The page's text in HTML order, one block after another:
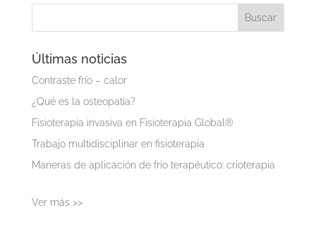
Últimas noticias
Contraste frío – calor
¿Qué es la osteopatía?
Fisioterapia invasiva en Fisioterapia Global®
Trabajo multidisciplinar en fisioterapia
Maneras de aplicación de frío terapéutico: crioterapia
Ver más >>